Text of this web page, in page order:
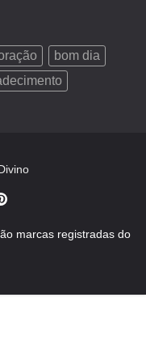
bom dia
marcas registradas do